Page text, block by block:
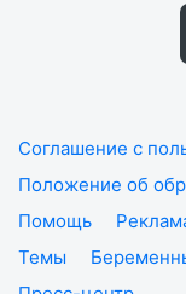
Соглашение с
Положение об
Помощь
Темы